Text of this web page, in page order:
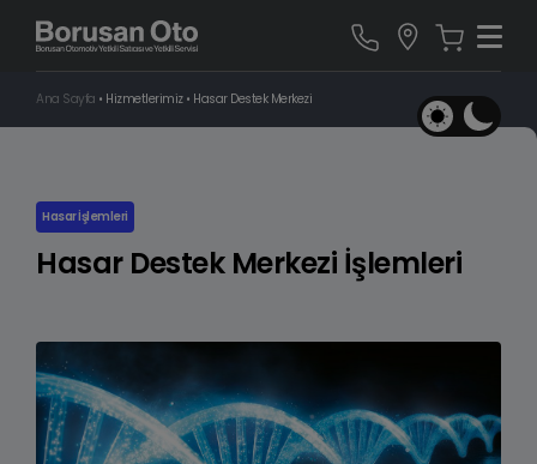
Ana Sayfa • Hizmetlerimiz• Hasar Destek Merkezi
Hasar İşlemleri
Hasar Destek Merkezi İşlemleri